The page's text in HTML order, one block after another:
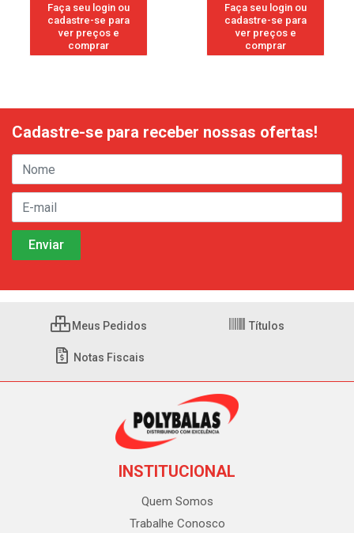
Faça seu login ou
cadastre-se para
ver preços e
comprar
Faça seu login ou
cadastre-se para
ver preços e
comprar
Cadastre-se para receber nossas ofertas!
Meus Pedidos Títulos
Notas Fiscais
INSTITUCIONAL
Quem Somos
Trabalhe Conosco